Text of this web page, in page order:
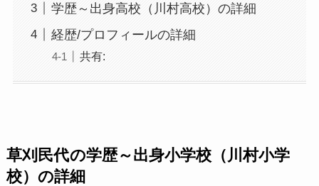
学歴～出身高校（川村高校）の詳細
経歴/プロフィールの詳細
共有:
草刈民代の学歴～出身小学校（川村小学
校）の詳細